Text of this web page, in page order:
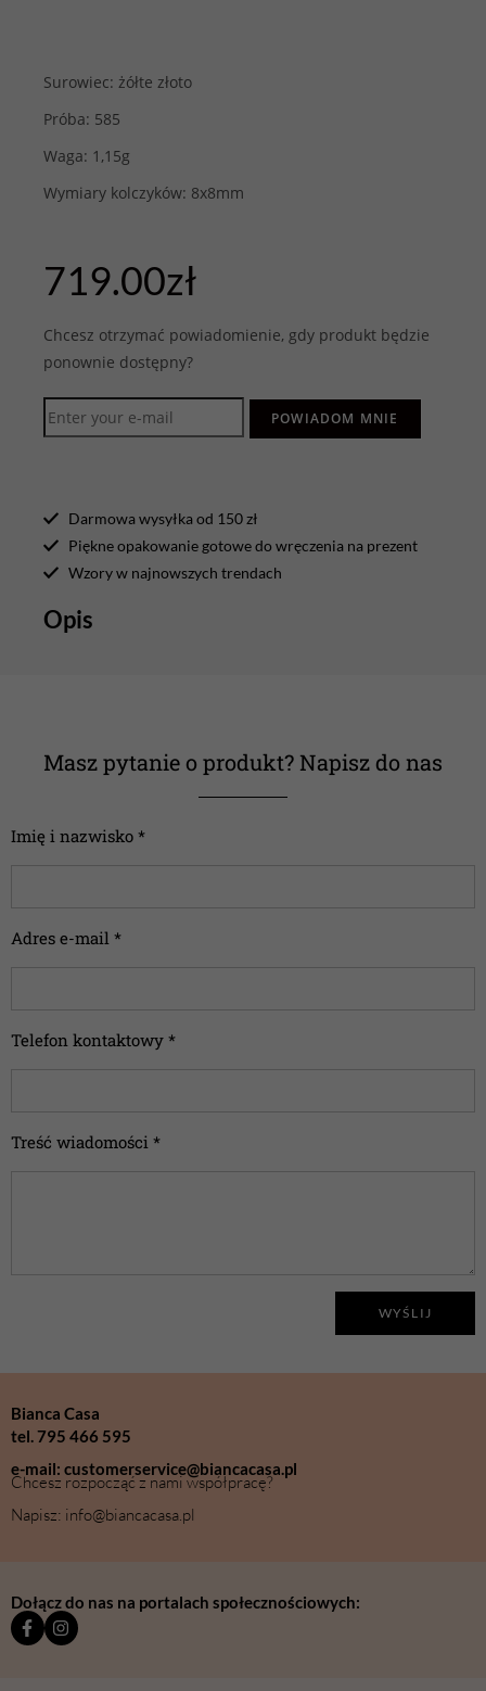
Surowiec: żółte złoto
Próba: 585
Waga: 1,15g
Wymiary kolczyków: 8x8mm
719.00zł
Chcesz otrzymać powiadomienie, gdy produkt będzie
ponownie dostępny?
POWIADOM MNIE
Darmowa wysyłka od 150 zł
Piękne opakowanie gotowe do wręczenia na prezent
Wzory w najnowszych trendach
Opis
Masz pytanie o produkt? Napisz do nas
Imię i nazwisko *
Adres e-mail *
Telefon kontaktowy *
Treść wiadomości *
WYŚLIJ
Bianca Casa
tel. 795 466 595
e-mail: customerservice@biancacasa.pl
Chcesz rozpocząć z nami współpracę?
Napisz: info@biancacasa.pl
Dołącz do nas na portalach społecznościowych: